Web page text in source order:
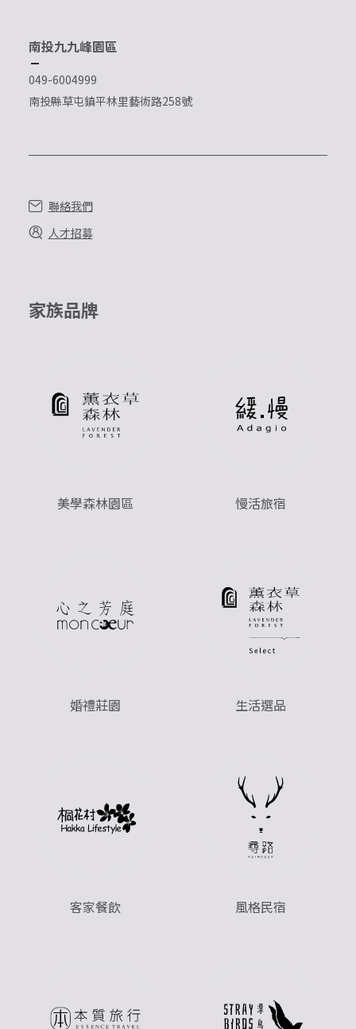
南投九九峰園區
049-6004999
南投縣草屯鎮平林里藝術路258號
聯絡我們
人才招募
家族品牌
美學森林園區 慢活旅宿
婚禮莊園 生活選品
客家餐飲 風格民宿